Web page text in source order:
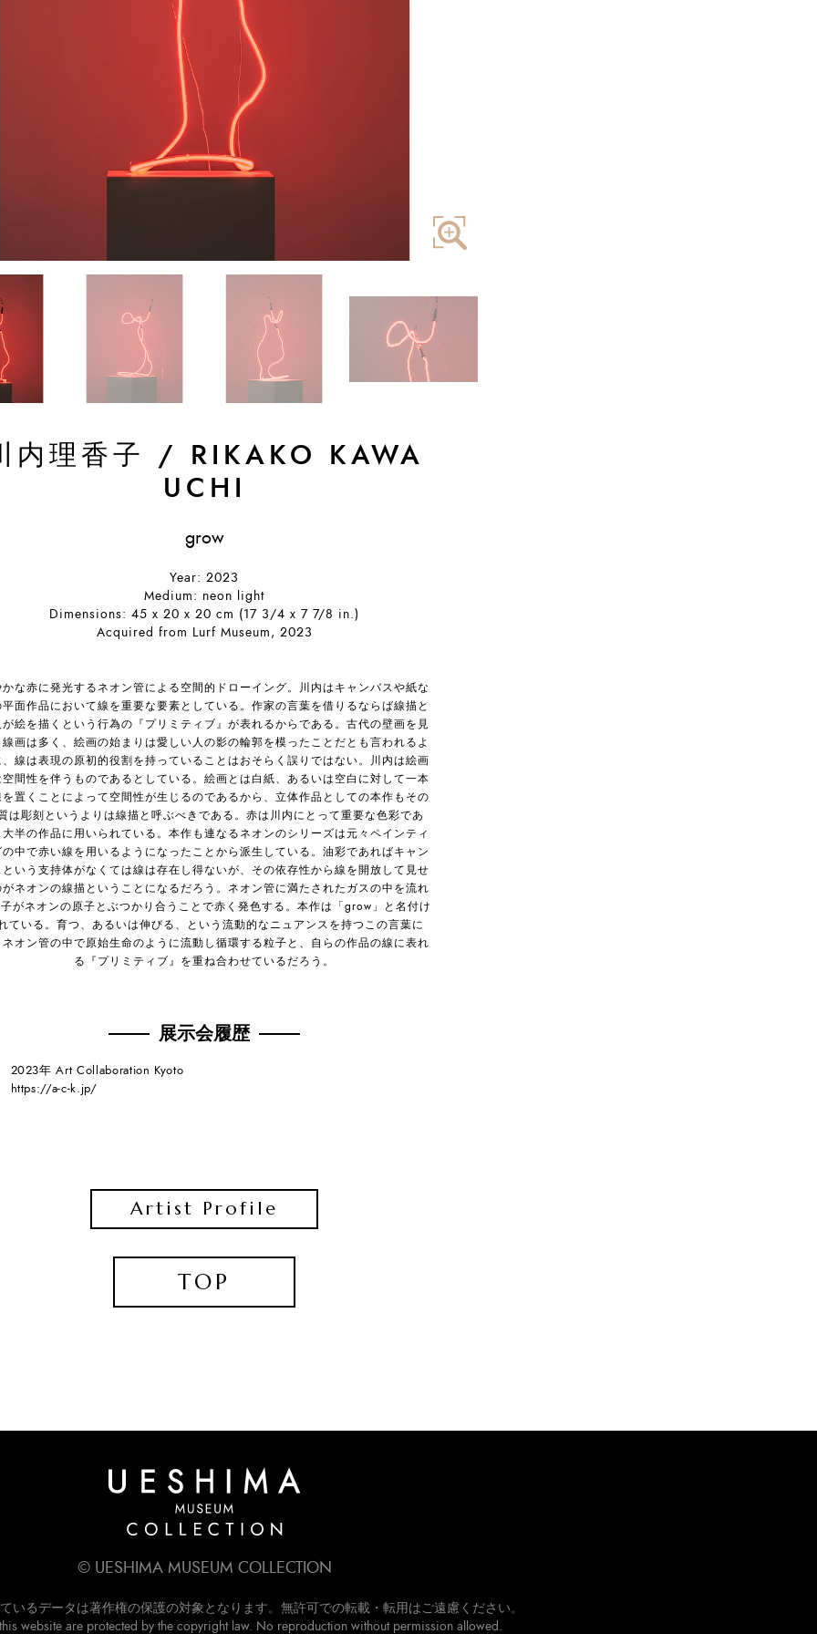
内理香子 /
RIKAKO KAWA
UCHI
grow
Year: 2023
Medium: neon light
Dimensions: 45 x 20 x 20 cm (17 3/4 x 7 7/8 in.)
Acquired from Lurf Museum, 2023
かな赤に発光するネオン管による空間的ドローイング。川内はキャンバスや紙な
平面作品において線を重要な要素としている。作家の言葉を借りるならば線描と
が絵を描くという行為の『プリミティブ』が表れるからである。古代の壁画を見
画は多く、絵画の始まりは愛しい人の影の輪郭を模ったことだとも言われるよ
、線は表現の原初的役割を持っていることはおそらく誤りではない。川内は絵画
空間性を伴うものであるとしている。絵画とは白紙、あるいは空白に対して一本
を置くことによって空間性が生じるのであるから、立体作品としての本作もその
は彫刻というよりは線描と呼ぶべきである。赤は川内にとって重要な色彩であ
大半の作品に用いられている。本作も連なるネオンのシリーズは元々ペインティ
の中で赤い線を用いるようになったことから派生している。油彩であればキャン
という支持体がなくては線は存在し得ないが、その依存性から線を開放して見せ
がネオンの線描ということになるだろう。ネオン管に満たされたガスの中を流れ
がネオンの原子とぶつかり合うことで赤く発色する。本作は「grow」と名付け
ている。育つ、あるいは伸びる、という流動的なニュアンスを持つこの言葉に
ネオン管の中で原始生命のように流動し循環する粒子と、自らの作品の線に表れ
る『プリミティブ』を重ね合わせているだろう。
展示会履歴
2023年 Art Collaboration Kyoto
https://a-c-k.jp/
Artist Profile
TOP
© UESHIMA MUSEUM COLLECTION
いるデータは著作権の保護の対象となります。無許可での転載・転用はご遠慮ください。
website are protected by the copyright law. No reproduction without permission allowed.